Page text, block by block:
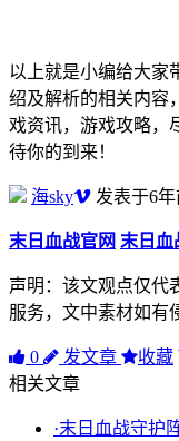
以上就是小编给大家
绍及解析的相关内容
戏资讯，游戏攻略，
待你的到来！
海sky 发表于6
末日血战官网 末日血
声明：该文观点仅代
服务，文中素材如有
0 发文章 收藏
相关文章
·末日血战守护